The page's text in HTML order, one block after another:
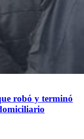
robó y terminó